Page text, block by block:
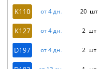
K110
от 4 дн. 20 шт
K127 от 4 дн. 2 шт
D197 от 4 дн. 2 шт